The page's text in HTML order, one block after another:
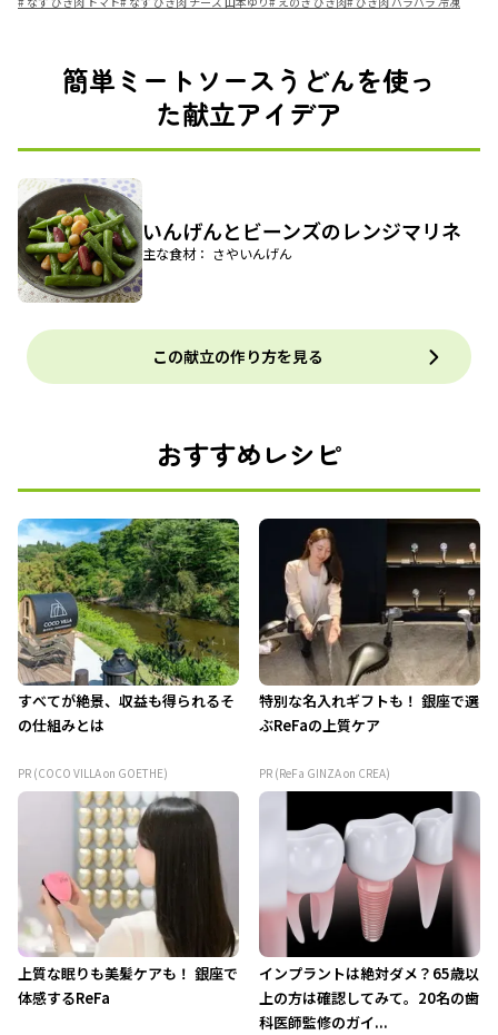
簡単ミートソースうどんを使っ
た献立アイデア
いんげんとビーンズのレンジマリネ
主な食材： さやいんげん
この献立の作り方を見る
おすすめレシピ
すべてが絶景、収益も得られるそ
の仕組みとは
PR (COCO VILLA on GOETHE)
特別な名入れギフトも！ 銀座で選
ぶReFaの上質ケア
PR (ReFa GINZA on CREA)
上質な眠りも美髪ケアも！ 銀座で
体感するReFa
インプラントは絶対ダメ？65歳以
上の方は確認してみて。20名の歯
科医師監修のガイ...